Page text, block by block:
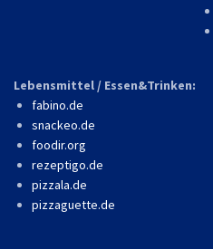
Lebensmittel / Essen&Trinken:
fabino.de
snackeo.de
foodir.org
rezeptigo.de
pizzala.de
pizzaguette.de